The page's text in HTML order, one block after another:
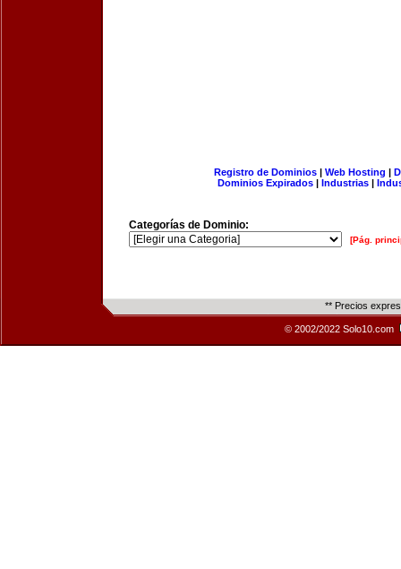
Registro de Dominios| Web Hosting |
Dominios Expirados | Industrias |
Categorías de Dominio:
[Pág.
** Precios
© 2002/2022 Solo10.com